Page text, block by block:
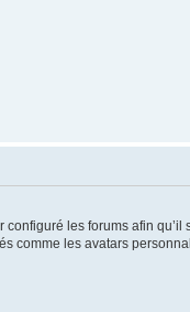
les forums afin
les avatars